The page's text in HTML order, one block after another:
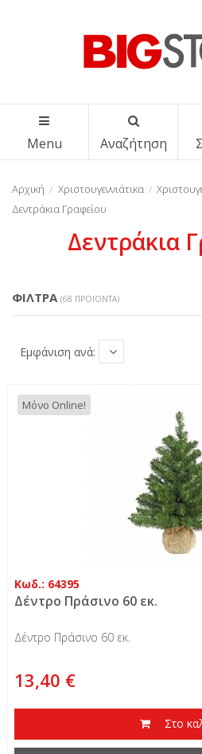
Menu Αναζήτηση
Αρχική Χριστουγεννιάτικα
Δεντράκια Γραφείου
Δεντράκια
Εμφάνιση ανά:
Μόνο Online!
Κωδ.: 64395
Δέντρο Πράσινο 60 εκ.
Δέντρο Πράσινο 60 εκ.
13,40 €
Στο
ΦΊΛΤΡΑ (68 ΠΡΟΪΌΝΤΑ)